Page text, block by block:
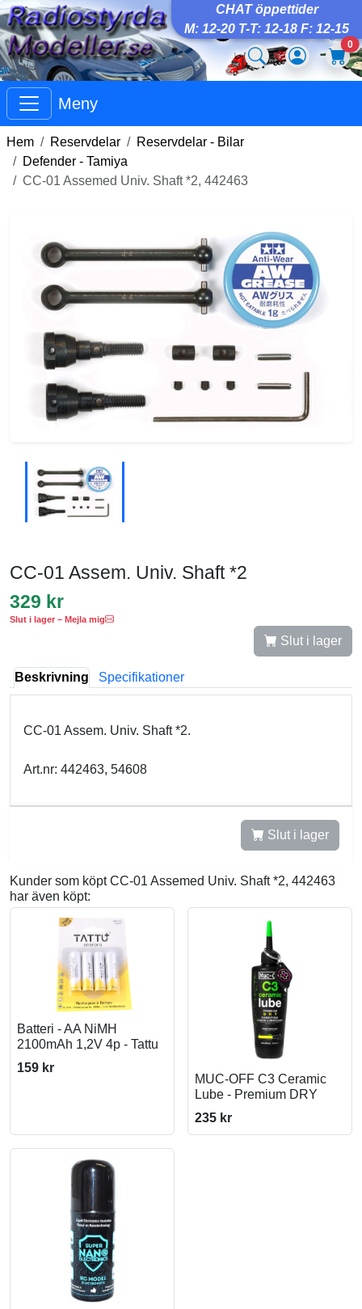
CHAT öppettider
M: 12-20 T-T: 12-18 F: 12-15
0
Meny
Hem Reservdelar
Reservdelar - Bilar
Defender - Tamiya
CC-01 Assemed Univ. Shaft *2, 442463
CC-01 Assem. Univ. Shaft *2
329 kr
Slut i lager – Mejla mig
Slut i lager
Beskrivning Specifikationer
CC-01 Assem. Univ. Shaft *2.
Art.nr: 442463, 54608
Slut i lager
Kunder som köpt CC-01 Assemed Univ. Shaft *2, 442463
har även köpt:
Batteri - AA NiMH
2100mAh 1,2V 4p - Tattu
159 kr
MUC-OFF C3 Ceramic
Lube - Premium DRY
235 kr